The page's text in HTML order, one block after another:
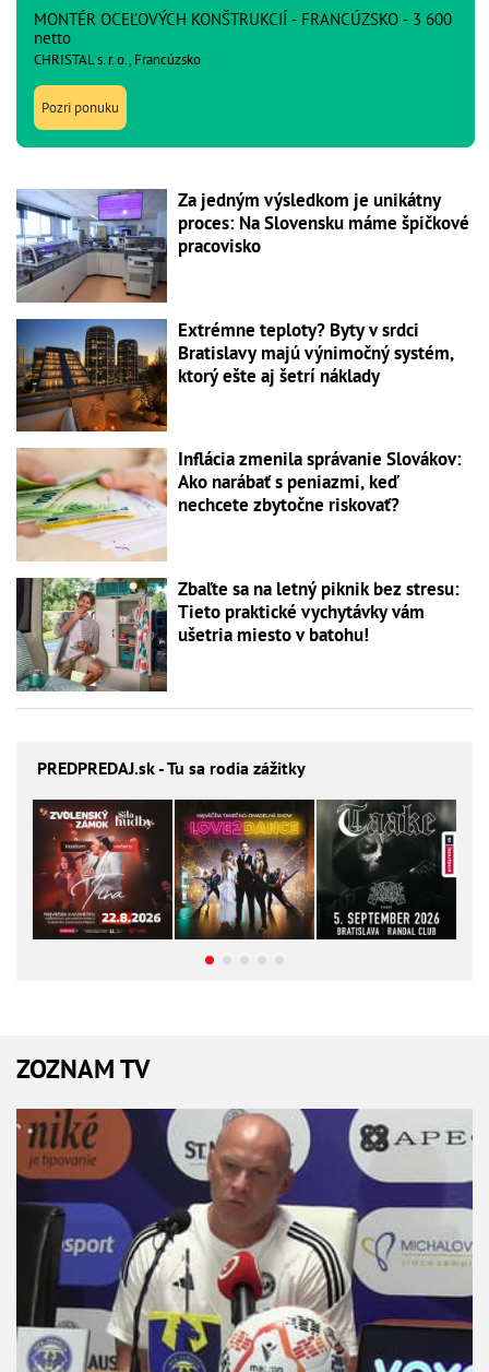
MONTÉR OCEĽOVÝCH KONŠTRUKCIÍ - FRANCÚZSKO - 3 600
netto
CHRISTAL s. r. o., Francúzsko
Pozri ponuku
Za jedným výsledkom je unikátny
proces: Na Slovensku máme špičkové
pracovisko
Extrémne teploty? Byty v srdci
Bratislavy majú výnimočný systém,
ktorý ešte aj šetrí náklady
Inflácia zmenila správanie Slovákov:
Ako narábať s peniazmi, keď
nechcete zbytočne riskovať?
Zbaľte sa na letný piknik bez stresu:
Tieto praktické vychytávky vám
ušetria miesto v batohu!
PREDPREDAJ.sk - Tu sa rodia zážitky
ZOZNAM TV